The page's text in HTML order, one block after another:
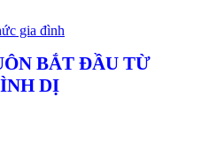
BẮT ĐẦU TỪ
DỊ